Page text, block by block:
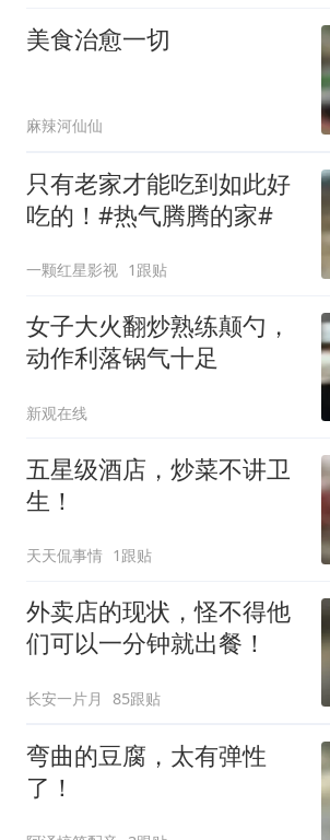
美食治愈一切
麻辣河仙仙
只有老家才能吃到如此好
吃的！#热气腾腾的家#
一颗红星影视 1跟贴
女子大火翻炒熟练颠勺，
动作利落锅气十足
新观在线
五星级酒店，炒菜不讲卫
生！
天天侃事情 1跟贴
外卖店的现状，怪不得他
们可以一分钟就出餐！
长安一片月 85跟贴
弯曲的豆腐，太有弹性
了！